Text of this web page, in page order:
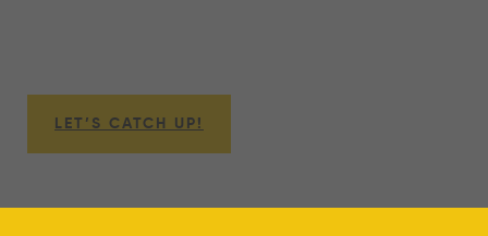
LET’S CATCH UP!